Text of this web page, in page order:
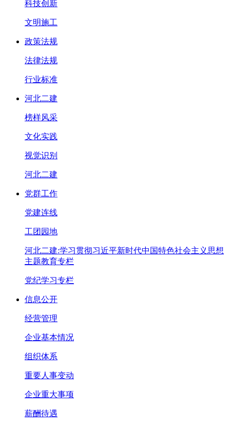
科技创新
文明施工
政策法规
法律法规
行业标准
河北二建
榜样风采
文化实践
视觉识别
河北二建
党群工作
党建连线
工团园地
河北二建:学习贯彻习近平新时代中国特色社会主义思想
主题教育专栏
党纪学习专栏
信息公开
经营管理
企业基本情况
组织体系
重要人事变动
企业重大事项
薪酬待遇